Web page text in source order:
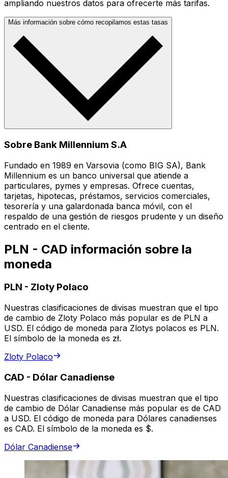
ampliando nuestros datos para ofrecerte más tarifas.
Más información sobre cómo recopilamos estas tasas
Sobre Bank Millennium S.A
Fundado en 1989 en Varsovia (como BIG SA), Bank
Millennium es un banco universal que atiende a
particulares, pymes y empresas. Ofrece cuentas,
tarjetas, hipotecas, préstamos, servicios comerciales,
tesorería y una galardonada banca móvil, con el
respaldo de una gestión de riesgos prudente y un diseño
centrado en el cliente.
PLN - CAD información sobre la
moneda
PLN - Zloty Polaco
Nuestras clasificaciones de divisas muestran que el tipo
de cambio de Zloty Polaco más popular es de PLN a
USD. El código de moneda para Zlotys polacos es PLN.
El símbolo de la moneda es zł.
Zloty Polaco
CAD - Dólar Canadiense
Nuestras clasificaciones de divisas muestran que el tipo
de cambio de Dólar Canadiense más popular es de CAD
a USD. El código de moneda para Dólares canadienses
es CAD. El símbolo de la moneda es $.
Dólar Canadiense